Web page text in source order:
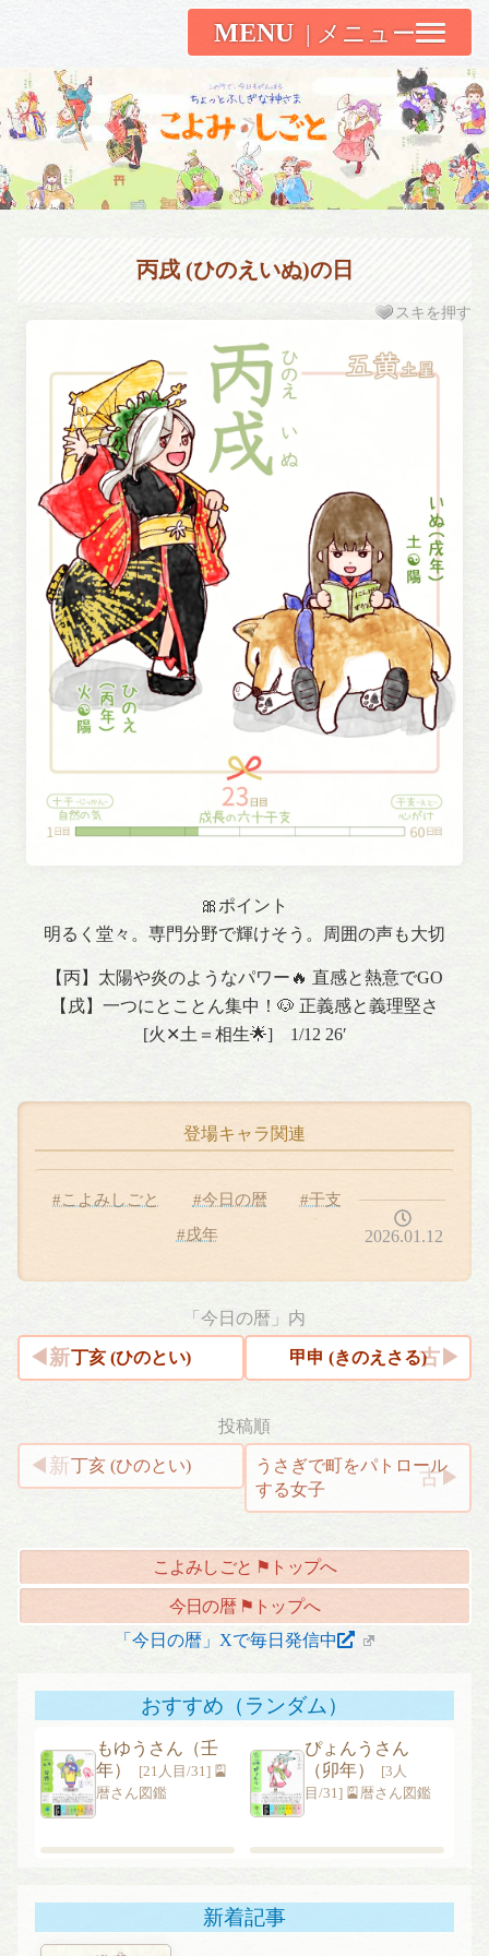
MENU
こよみしごと〔和原ハト〕
丙戌 (ひのえいぬ)の日
スキを押す
🎀ポイント
明るく堂々。専門分野で輝けそう。周囲の声も大切
【丙】太陽や炎のようなパワー🔥 直感と熱意でGO
【戌】一つにとことん集中！🐶 正義感と義理堅さ
[火✕土＝相生🌟] 1/12 26′
登場キャラ関連
#こよみしごと #今日の暦
#干支
#戌年
2026.01.12
「今日の暦」内
丁亥 (ひのとい) 甲申 (きのえさる)
投稿順
投
稿
ビ
シ
ン
うさぎで町をパトロール
する女子
丁亥 (ひのとい)
こよみしごと ⚑トップへ
今日の暦 ⚑トップへ
「今日の暦」Xで毎日発信中
おすすめ（ランダム）
もゆうさん（壬
年）
[21人目/31] 🎴
暦さん図鑑
ぴょんうさん
（卯年）
[3人
目/31] 🎴暦さん図鑑
新着記事